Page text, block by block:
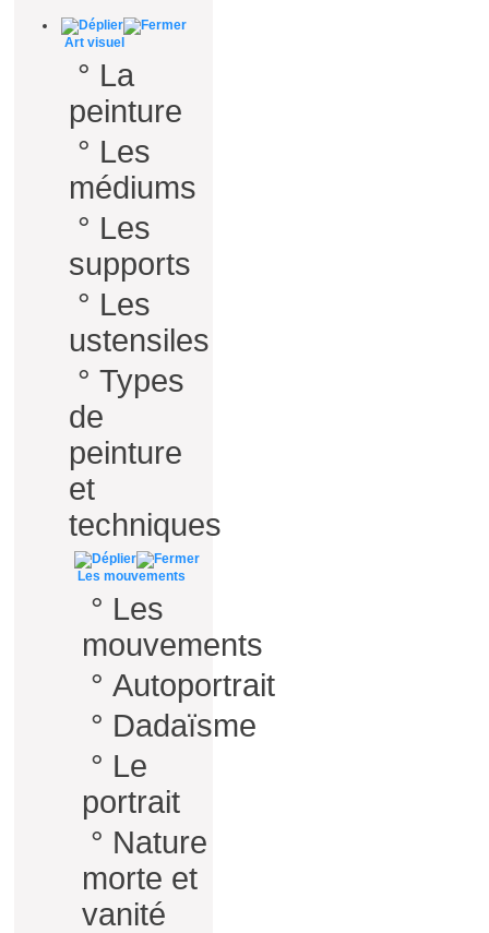
Art visuel
° La
peinture
° Les
médiums
° Les
supports
° Les
ustensiles
° Types
de
peinture
et
techniques
Les mouvements
° Les
mouvements
° Autoportrait
° Dadaïsme
° Le
portrait
° Nature
morte et
vanité